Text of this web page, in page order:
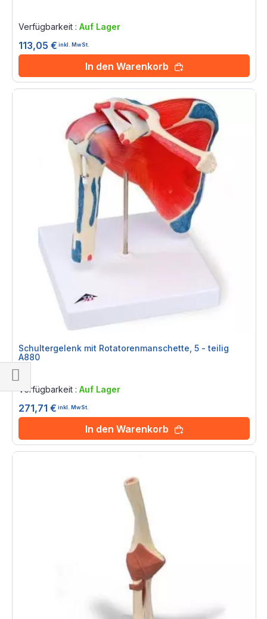
Verfügbarkeit : Auf Lager
113,05 € inkl. MwSt.
In den Warenkorb
Schultergelenk mit Rotatorenmanschette, 5 - teilig
A880
0%
Verfügbarkeit : Auf Lager
271,71 € inkl. MwSt.
In den Warenkorb
Einkaufsoptionen